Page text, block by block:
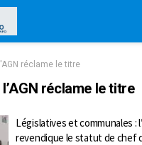
l'AGN réclame le titre
l’AGN réclame le titre
Législatives et communales :
revendique le statut de chef